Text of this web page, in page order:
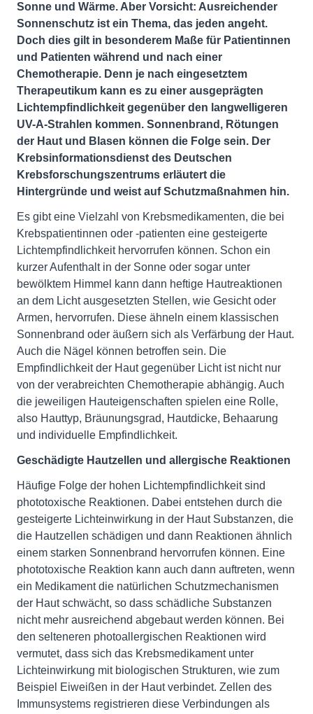
Sonne und Wärme. Aber Vorsicht: Ausreichender
Sonnenschutz ist ein Thema, das jeden angeht.
Doch dies gilt in besonderem Maße für Patientinnen
und Patienten während und nach einer
Chemotherapie. Denn je nach eingesetztem
Therapeutikum kann es zu einer ausgeprägten
Lichtempfindlichkeit gegenüber den langwelligeren
UV-A-Strahlen kommen. Sonnenbrand, Rötungen
der Haut und Blasen können die Folge sein. Der
Krebsinformationsdienst des Deutschen
Krebsforschungszentrums erläutert die
Hintergründe und weist auf Schutzmaßnahmen hin.
Es gibt eine Vielzahl von Krebsmedikamenten, die bei
Krebspatientinnen oder -patienten eine gesteigerte
Lichtempfindlichkeit hervorrufen können. Schon ein
kurzer Aufenthalt in der Sonne oder sogar unter
bewölktem Himmel kann dann heftige Hautreaktionen
an dem Licht ausgesetzten Stellen, wie Gesicht oder
Armen, hervorrufen. Diese ähneln einem klassischen
Sonnenbrand oder äußern sich als Verfärbung der Haut.
Auch die Nägel können betroffen sein. Die
Empfindlichkeit der Haut gegenüber Licht ist nicht nur
von der verabreichten Chemotherapie abhängig. Auch
die jeweiligen Hauteigenschaften spielen eine Rolle,
also Hauttyp, Bräunungsgrad, Hautdicke, Behaarung
und individuelle Empfindlichkeit.
Geschädigte Hautzellen und allergische Reaktionen
Häufige Folge der hohen Lichtempfindlichkeit sind
phototoxische Reaktionen. Dabei entstehen durch die
gesteigerte Lichteinwirkung in der Haut Substanzen, die
die Hautzellen schädigen und dann Reaktionen ähnlich
einem starken Sonnenbrand hervorrufen können. Eine
phototoxische Reaktion kann auch dann auftreten, wenn
ein Medikament die natürlichen Schutzmechanismen
der Haut schwächt, so dass schädliche Substanzen
nicht mehr ausreichend abgebaut werden können. Bei
den selteneren photoallergischen Reaktionen wird
vermutet, dass sich das Krebsmedikament unter
Lichteinwirkung mit biologischen Strukturen, wie zum
Beispiel Eiweißen in der Haut verbindet. Zellen des
Immunsystems registrieren diese Verbindungen als